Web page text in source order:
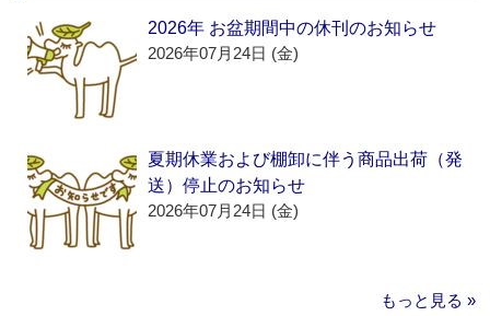
2026年 お盆期間中の休刊のお知らせ
2026年07月24日 (金)
夏期休業および棚卸に伴う商品出荷（発
送）停止のお知らせ
2026年07月24日 (金)
もっと見る »